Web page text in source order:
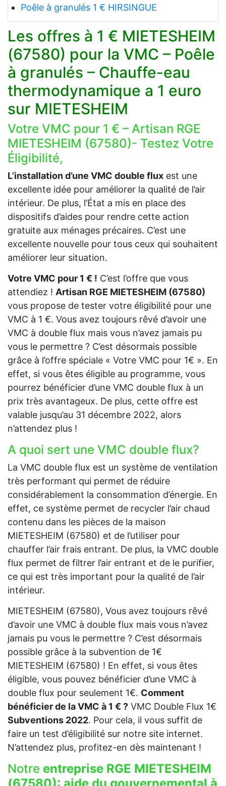
Poêle à granulés 1 € HIRSINGUE
Les offres à 1 € MIETESHEIM
(67580) pour la VMC – Poêle
à granulés – Chauffe-eau
thermodynamique a 1 euro
sur MIETESHEIM
Votre VMC pour 1 € – Artisan RGE
MIETESHEIM (67580)- Testez Votre
Éligibilité,
L’installation d’une VMC double flux est une
excellente idée pour améliorer la qualité de l’air
intérieur. De plus, l’État a mis en place des
dispositifs d’aides pour rendre cette action
gratuite aux ménages précaires. C’est une
excellente nouvelle pour tous ceux qui souhaitent
améliorer leur situation.
Votre VMC pour 1 € ! C’est l’offre que vous
attendiez ! Artisan RGE MIETESHEIM (67580)
vous propose de tester votre éligibilité pour une
VMC à 1 €. Vous avez toujours rêvé d’avoir une
VMC à double flux mais vous n’avez jamais pu
vous le permettre ? C’est désormais possible
grâce à l’offre spéciale « Votre VMC pour 1€ ». En
effet, si vous êtes éligible au programme, vous
pourrez bénéficier d’une VMC double flux à un
prix très avantageux. De plus, cette offre est
valable jusqu’au 31 décembre 2022, alors
n’attendez plus !
A quoi sert une VMC double flux?
La VMC double flux est un système de ventilation
très performant qui permet de réduire
considérablement la consommation d’énergie. En
effet, ce système permet de recycler l’air chaud
contenu dans les pièces de la maison
MIETESHEIM (67580) et de l’utiliser pour
chauffer l’air frais entrant. De plus, la VMC double
flux permet de filtrer l’air entrant et de le purifier,
ce qui est très important pour la qualité de l’air
intérieur.
MIETESHEIM (67580), Vous avez toujours rêvé
d’avoir une VMC à double flux mais vous n’avez
jamais pu vous le permettre ? C’est désormais
possible grâce à la subvention de 1€
MIETESHEIM (67580) ! En effet, si vous êtes
éligible, vous pouvez bénéficier d’une VMC à
double flux pour seulement 1€. Comment
bénéficier de la VMC à 1 € ? VMC Double Flux 1€
Subventions 2022. Pour cela, il vous suffit de
faire un test d’éligibilité sur notre site internet.
N’attendez plus, profitez-en dès maintenant !
Notre entreprise RGE MIETESHEIM